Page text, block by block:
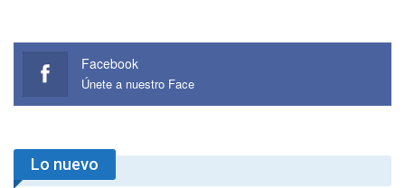
Facebook
Únete a nuestro Face
Lo nuevo